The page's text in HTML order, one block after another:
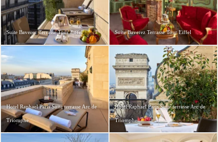
Suite Baverez Terrasse Tour Eiffel Suite Baverez Terrasse Tour Eiffel
Hotel Raphael Paris Suite terrasse Arc de
Triomphe
Hotel Raphael Paris Suite terrasse Arc de
Triomphe